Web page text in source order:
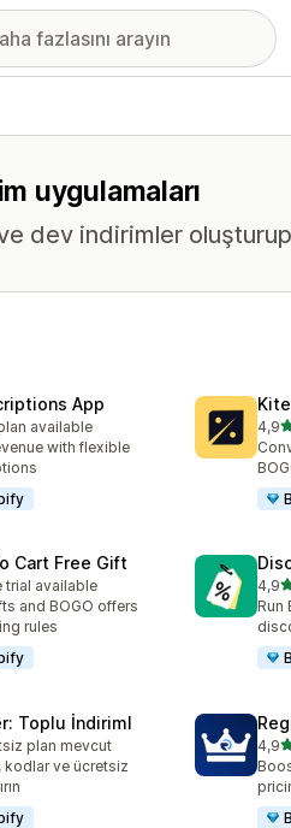
uygulamaları
dev indirimler
App
available
with flexible
4,95
Cart Free Gift
trial available
and BOGO offers
rules
4,95
Run
Toplu İndiriml
plan mevcut
kodlar ve ücretsiz
4,95